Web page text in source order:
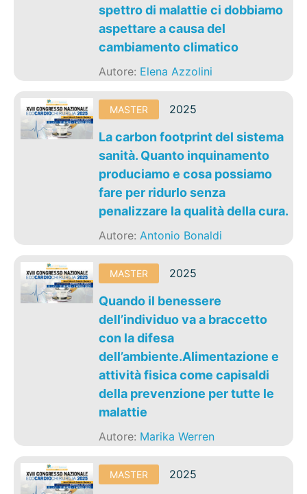
spettro di malattie ci dobbiamo
aspettare a causa del
cambiamento climatico
Autore: Elena Azzolini
MASTER 2025
La carbon footprint del sistema
sanità. Quanto inquinamento
produciamo e cosa possiamo
fare per ridurlo senza
penalizzare la qualità della cura.
Autore:Antonio Bonaldi
MASTER 2025
Quando il benessere
dell’individuo va a braccetto
con la difesa
dell’ambiente.Alimentazione e
attività fisica come capisaldi
della prevenzione per tutte le
malattie
Autore: Marika Werren
MASTER 2025